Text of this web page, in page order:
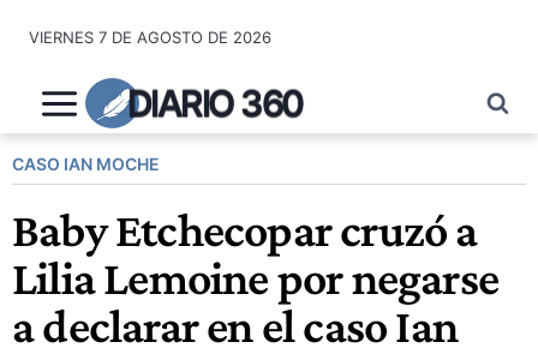
contenido
VIERNES 7 DE AGOSTO DE 2026
DIARIO 360
CASO IAN MOCHE
Baby Etchecopar cruzó a
Lilia Lemoine por negarse
a declarar en el caso Ian